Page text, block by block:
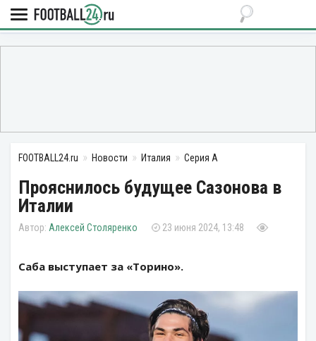
FOOTBALL24.ru Новости Италия Серия А
Прояснилось будущее Сазонова в
Италии
Алексей Столяренко 23 июня 2024, 13:48
Саба выступает за «Торино».